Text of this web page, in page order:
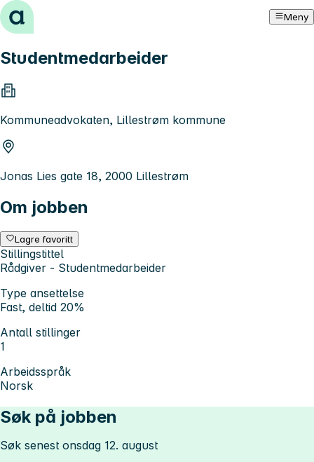
Hopp til innhold Meny
Studentmedarbeider
Kommuneadvokaten, Lillestrøm kommune
Jonas Lies gate 18, 2000 Lillestrøm
Om jobben
Lagre favoritt
Stillingstittel
Rådgiver - Studentmedarbeider
Type ansettelse
Fast, deltid 20%
Antall stillinger
1
Arbeidsspråk
Norsk
Søk på jobben
Søk senest onsdag 12. august